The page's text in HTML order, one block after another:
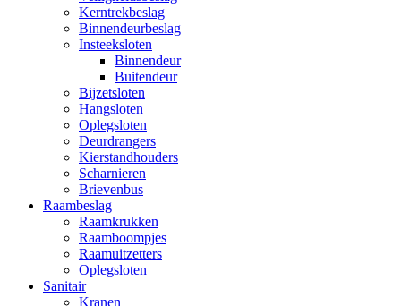
Kerntrekbeslag
Binnendeurbeslag
Insteeksloten
Binnendeur
Buitendeur
Bijzetsloten
Hangsloten
Oplegsloten
Deurdrangers
Kierstandhouders
Scharnieren
Brievenbus
Raambeslag
Raamkrukken
Raamboompjes
Raamuitzetters
Oplegsloten
Sanitair
Kranen